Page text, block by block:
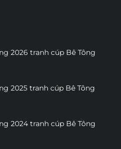
2026 tranh cúp Bê Tông
2025 tranh cúp Bê Tông
2024 tranh cúp Bê Tông